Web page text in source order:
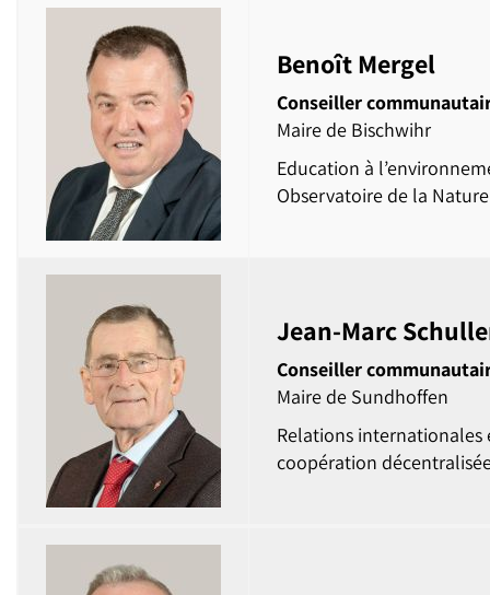
Benoît Mergel
Conseiller
Maire de Bischwihr
Education à
Observatoire de la Nature
Jean-Marc
Conseiller
Maire de Sundhoffen
Relations internationales
coopération